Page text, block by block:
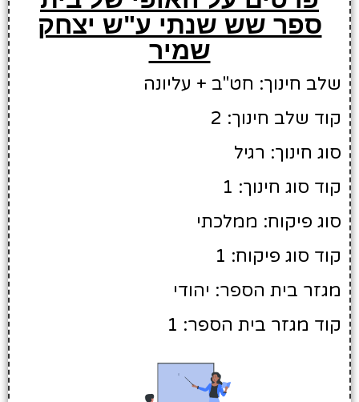
ספר שש שנתי ע"ש יצחק
שמיר
שלב חינוך: חט"ב + עליונה
קוד שלב חינוך: 2
סוג חינוך: רגיל
קוד סוג חינוך: 1
סוג פיקוח: ממלכתי
קוד סוג פיקוח: 1
מגזר בית הספר: יהודי
קוד מגזר בית הספר: 1